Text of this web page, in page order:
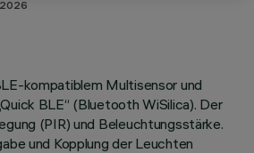
kompatiblem Multisensor und
BLE“ (Bluetooth WiSilica). Der
(PIR) und Beleuchtungsstärke.
und Kopplung der Leuchten